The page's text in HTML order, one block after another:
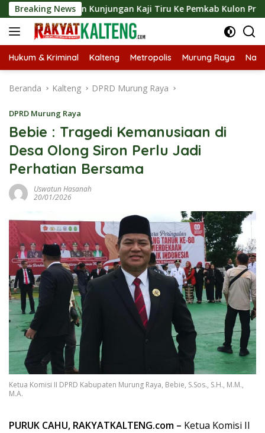
Langsung
ke
konten
Breaking News
Kunjungan Kaji Tiru Ke Pemkab Kulon Progo
Hukum & Kriminal Kalteng Metropolis Murung Raya
Beranda Kalteng DPRD Murung Raya
DPRD Murung Raya
Bebie : Tragedi Kemanusiaan di
Desa Olong Siron Perlu Jadi
Perhatian Bersama
Uswatun Hasanah
20/01/2026
Ketua Komisi II DPRD Kabupaten Murung Raya, Bebie, S.Sos., S.H., M.M.,
M.A.
PURUK CAHU, RAKYATKALTENG.com – Ketua Komisi II